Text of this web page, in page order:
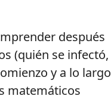
después
(quién se infectó,
y a lo largo
matemáticos